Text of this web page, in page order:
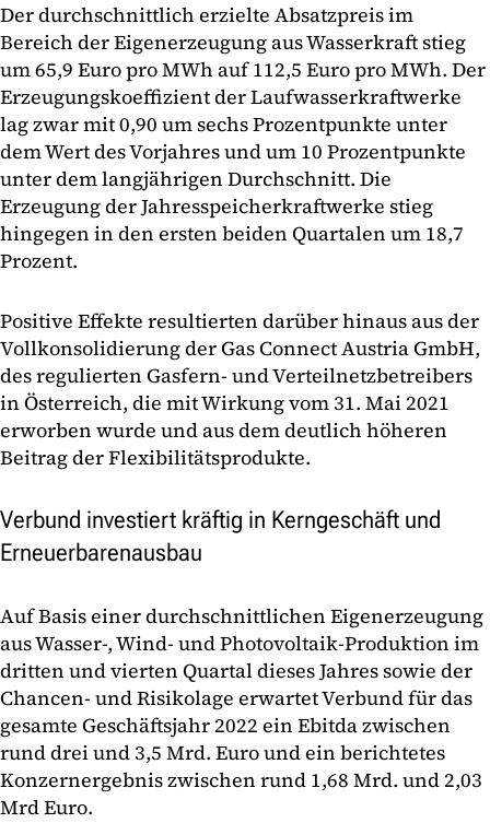
Der durchschnittlich erzielte Absatzpreis im
Bereich der Eigenerzeugung aus Wasserkraft stieg
um 65,9 Euro pro MWh auf 112,5 Euro pro MWh. Der
Erzeugungskoeffizient der Laufwasserkraftwerke
lag zwar mit 0,90 um sechs Prozentpunkte unter
dem Wert des Vorjahres und um 10 Prozentpunkte
unter dem langjährigen Durchschnitt. Die
Erzeugung der Jahresspeicherkraftwerke stieg
hingegen in den ersten beiden Quartalen um 18,7
Prozent.
Positive Effekte resultierten darüber hinaus aus der
Vollkonsolidierung der Gas Connect Austria GmbH,
des regulierten Gasfern- und Verteilnetzbetreibers
in Österreich, die mit Wirkung vom 31. Mai 2021
erworben wurde und aus dem deutlich höheren
Beitrag der Flexibilitätsprodukte.
Verbund investiert kräftig in Kerngeschäft und
Erneuerbarenausbau
Auf Basis einer durchschnittlichen Eigenerzeugung
aus Wasser-, Wind- und Photovoltaik-Produktion im
dritten und vierten Quartal dieses Jahres sowie der
Chancen- und Risikolage erwartet Verbund für das
gesamte Geschäftsjahr 2022 ein Ebitda zwischen
rund drei und 3,5 Mrd. Euro und ein berichtetes
Konzernergebnis zwischen rund 1,68 Mrd. und 2,03
Mrd Euro.